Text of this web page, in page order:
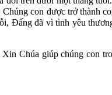
con được trở thành
Đấng đã vì tình yêu
Chúa giúp chúng con